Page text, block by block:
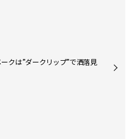
クは”ダークリップ”で洒落見